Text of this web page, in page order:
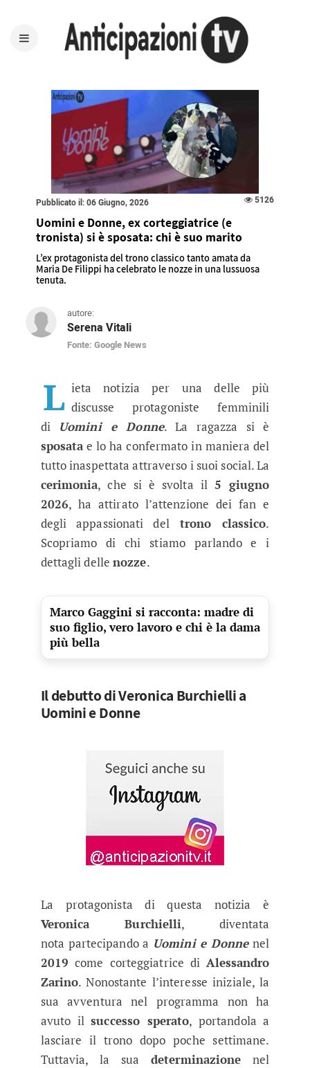
Pubblicato il: 06 Giugno, 2026 5126
Uomini e Donne, ex corteggiatrice (e
tronista) si è sposata: chi è suo marito
L’ex protagonista del trono classico tanto amata da
Maria De Filippi ha celebrato le nozze in una lussuosa
tenuta.
autore:
Serena Vitali
Fonte: Google News
Uomini e Donne, ex
L ieta notizia per una delle più
discusse protagoniste femminili
di Uomini e Donne. La ragazza si è
sposatae lo ha confermato in maniera del
tutto inaspettata attraverso i suoi social. La
cerimonia, che si è svolta il 5 giugno
2026, ha attirato l’attenzione dei fan e
degli appassionati deltrono classico.
Scopriamo di chi stiamo parlando e i
dettagli dellenozze.
Marco Gaggini si racconta: madre di
suo figlio, vero lavoro e chi è la dama
più bella
Il debutto di Veronica Burchielli a
Uomini e Donne
La protagonista di questa notizia è
Veronica Burchielli, diventata
nota partecipando a Uomini e Donnenel
2019 come corteggiatrice diAlessandro
Zarino. Nonostante l’interesse iniziale, la
sua avventura nel programma non ha
avuto ilsuccesso sperato, portandola a
lasciare il trono dopo poche settimane.
Tuttavia, la suadeterminazione nel